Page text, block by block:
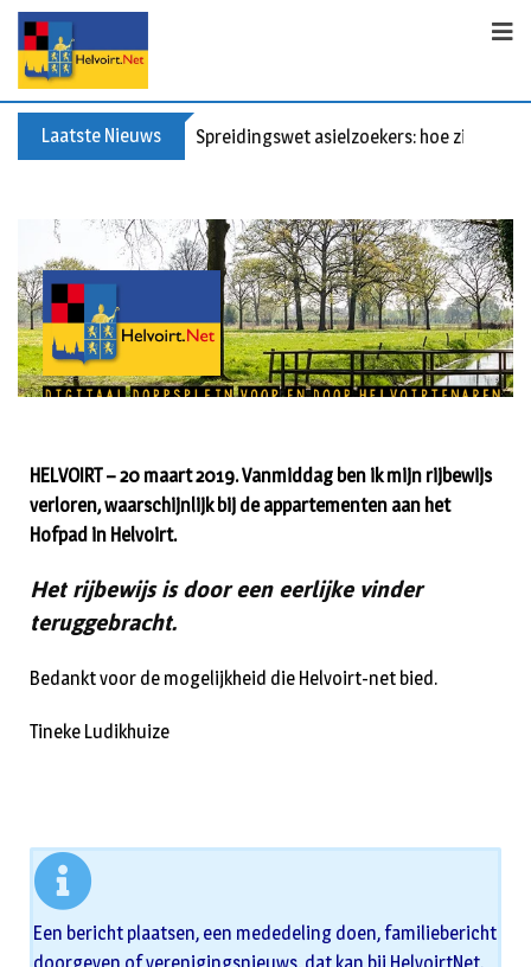
Laatste Nieuws Bericht voor de leden van Vereniging 55+
HELVOIRT – 20 maart 2019. Vanmiddag ben ik mijn rijbewijs
verloren, waarschijnlijk bij de appartementen aan het
Hofpad in Helvoirt.
Het rijbewijs is door een eerlijke vinder
teruggebracht.
Bedankt voor de mogelijkheid die Helvoirt-net bied.
Tineke Ludikhuize
Een bericht plaatsen, een mededeling doen, familiebericht